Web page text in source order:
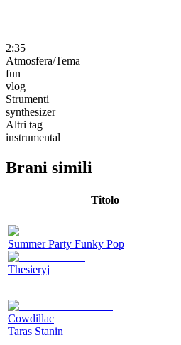
2:35
Atmosfera/Tema
fun
vlog
Strumenti
synthesizer
Altri tag
instrumental
Brani simili
Titolo
Summer Party Funky Pop
Thesieryj
Cowdillac
Taras Stanin